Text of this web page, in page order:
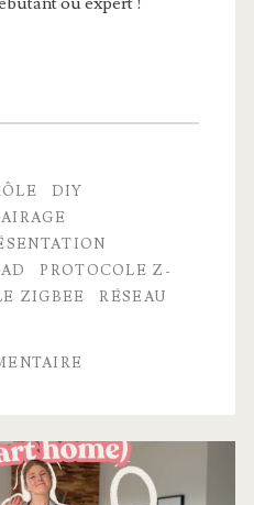
DIY
PROTOCOLE Z-
ZIGBEE
RÉSEAU